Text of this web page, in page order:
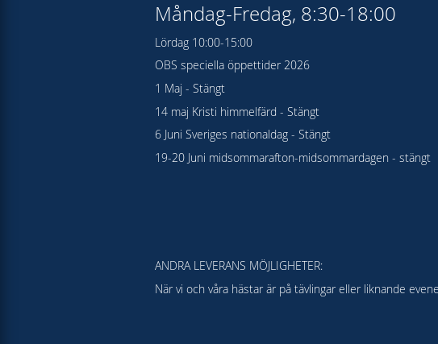
Måndag-Fredag, 8:30-18:00
Lördag 10:00-15:00
OBS speciella öppettider 2026
1 Maj - Stängt
14 maj Kristi himmelfärd - Stängt
6 Juni Sveriges nationaldag - Stängt
19-20 Juni midsommarafton-midsommardagen - stängt
ANDRA LEVERANS MÖJLIGHETER:
När vi och våra hästar är på tävlingar eller liknande